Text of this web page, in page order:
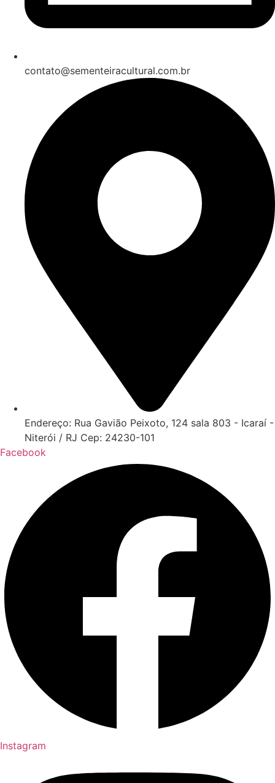
contato@sementeiracultural.com.br
Endereço: Rua Gavião Peixoto, 124 sala 803 - Icaraí -
Niterói / RJ Cep: 24230-101
Facebook
Instagram